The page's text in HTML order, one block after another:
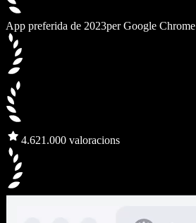
App preferida de 2023per Google Chrome
4.621.000 valoracions